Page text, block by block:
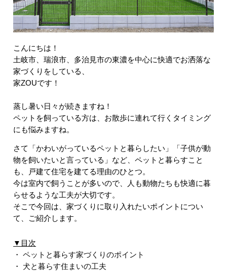
こんにちは！
土岐市、瑞浪市、多治見市の東濃を中心に快適でお洒落な
家づくりをしている、
家ZOUです！
蒸し暑い日々が続きますね！
ペットを飼っている方は、お散歩に連れて行くタイミング
にも悩みますね。
さて「かわいがっているペットと暮らしたい」「子供が動
物を飼いたいと言っている」など、ペットと暮らすこと
も、戸建て住宅を建てる理由のひとつ。
今は室内で飼うことが多いので、人も動物たちも快適に暮
らせるような工夫が大切です。
そこで今回は、家づくりに取り入れたいポイントについ
て、ご紹介します。
▼目次
・ペットと暮らす家づくりのポイント
・ 犬と暮らす住まいの工夫